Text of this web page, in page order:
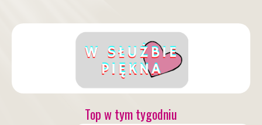
Top w tym tygodniu